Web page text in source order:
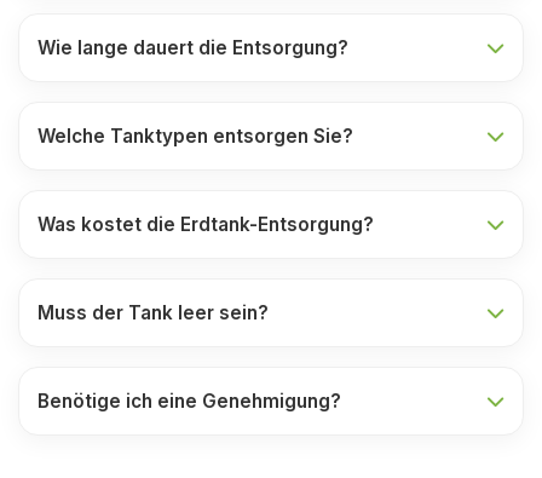
Wie lange dauert die Entsorgung?
Welche Tanktypen entsorgen Sie?
Was kostet die Erdtank-Entsorgung?
Muss der Tank leer sein?
Benötige ich eine Genehmigung?